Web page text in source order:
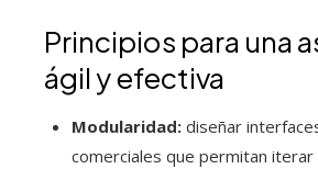
Principios para una
ágil y efectiva
Modularidad: diseñar
comerciales que permitan